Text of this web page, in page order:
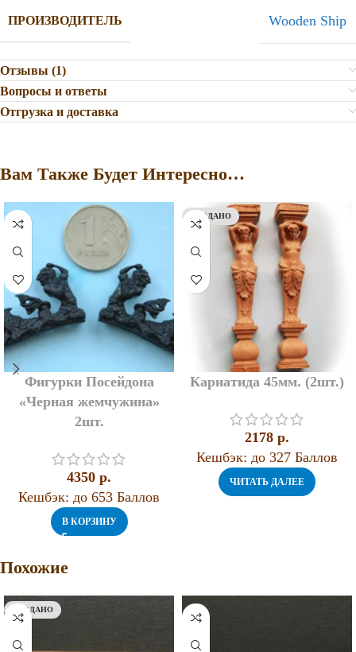
ПРОИЗВОДИТЕЛЬ Wooden Ship
Отзывы (1)
Вопросы и ответы
Отгрузка и доставка
Вам Также Будет Интересно…
Фигурки Посейдона
«Черная жемчужина»
2шт.
4350 p.
Кешбэк: до 653 Баллов
В КОРЗИНУ
ПРОДАНО
Кариатида 45мм. (2шт.)
2178 p.
Кешбэк: до 327 Баллов
ЧИТАТЬ ДАЛЕЕ
Похожие
ПРОДАНО